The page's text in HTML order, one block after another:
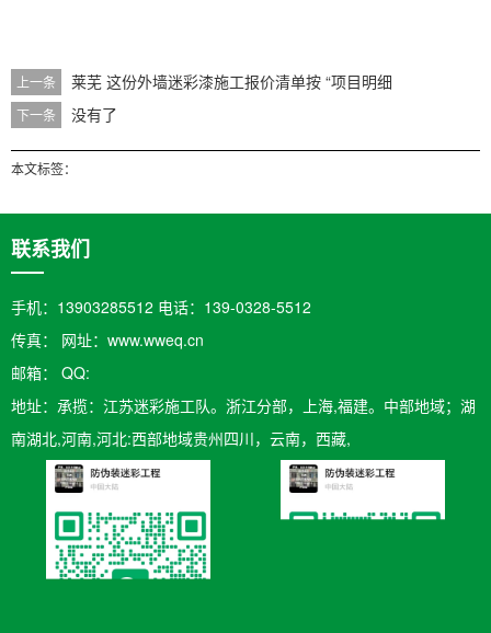
上一条 莱芜 这份外墙迷彩漆施工报价清单按 “项目明细
下一条 没有了
本文标签：
联系我们
手机：13903285512 电话：139-0328-5512
传真： 网址：www.wweq.cn
邮箱：​ QQ:
地址：承揽：江苏迷彩施工队。浙江分部，上海,福建。中部地域；湖
南湖北,河南,河北:西部地域贵州四川，云南，西藏,